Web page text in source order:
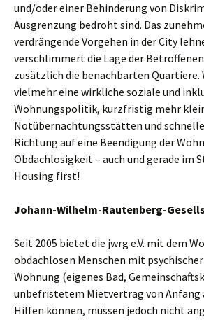
und/oder einer Behinderung von
Ausgrenzung bedroht sind. Das
verdrängende Vorgehen in der City
verschlimmert die Lage der
zusätzlich die benachbarten Quartiere.
vielmehr eine wirkliche soziale und
Wohnungspolitik, kurzfristig mehr
Notübernachtungsstätten und
Richtung auf eine Beendigung der
Obdachlosigkeit – auch und gerade im
Housing first!
Johann-Wilhelm-Rautenberg-
Seit 2005 bietet die jwrg e.V. mit dem
obdachlosen Menschen mit
Wohnung (eigenes Bad,
unbefristetem Mietvertrag von Anfang
Hilfen können, müssen jedoch nicht